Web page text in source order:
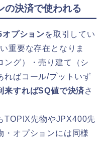
の決済で使われる
オプションを取引してい
重要な存在となりま
ング）・売り建て（シ
ればコール/プットいず
来すればSQ値で決済さ
TOPIX先物やJPX400先
・オプションには同様